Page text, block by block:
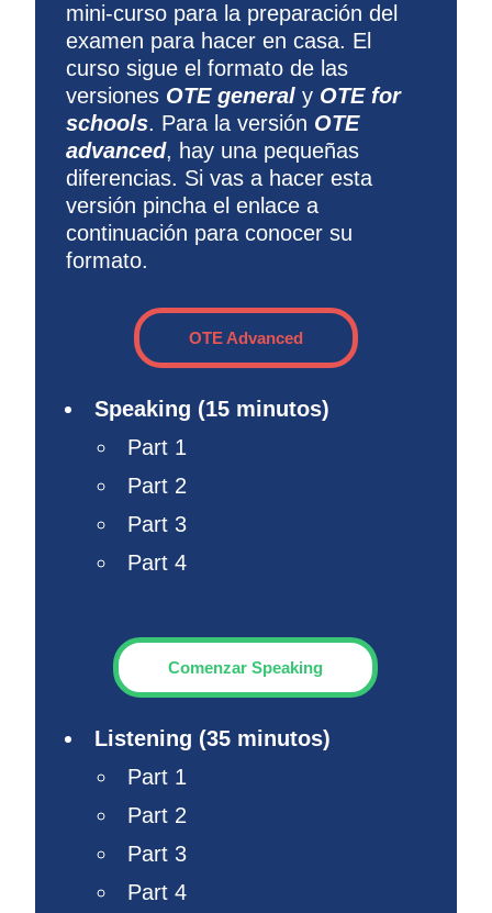
mini-curso para la preparación del
examen para hacer en casa. El
curso sigue el formato de las
versiones OTEgeneraly OTE for
schools. Para la versión OTE
advanced, hay una pequeñas
diferencias. Si vas a hacer esta
versión pincha el enlace a
continuación para conocer su
formato.
OTE Advanced
Speaking (15 minutos)
Part 1
Part 2
Part 3
Part 4
Comenzar Speaking
Listening (35 minutos)
Part 1
Part 2
Part 3
Part 4